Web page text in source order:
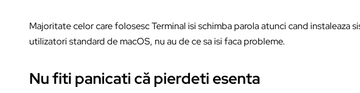
Majoritate celor care folosesc Terminal isi schimba parola atunci cand instaleaza
utilizatori standard de macOS, nu au de ce sa isi faca probleme.
Nu fiti panicati că pierdeti esenta